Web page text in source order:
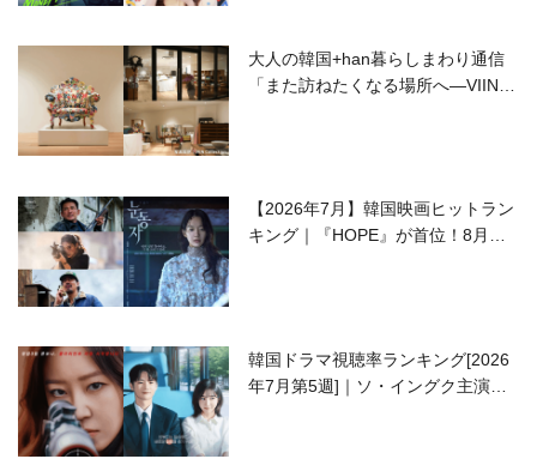
大人の韓国+han暮らしまわり通信
「また訪ねたくなる場所へ―VIIN C
【2026年7月】韓国映画ヒットラン
キング｜『HOPE』が首位！8月公
韓国ドラマ視聴率ランキング[2026
年7月第5週]｜ソ・イングク主演の